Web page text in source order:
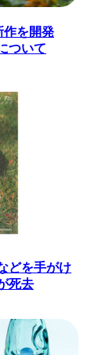
作を開発
ついて
どを手がけ
死去